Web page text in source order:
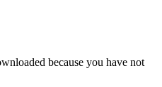
because you have not